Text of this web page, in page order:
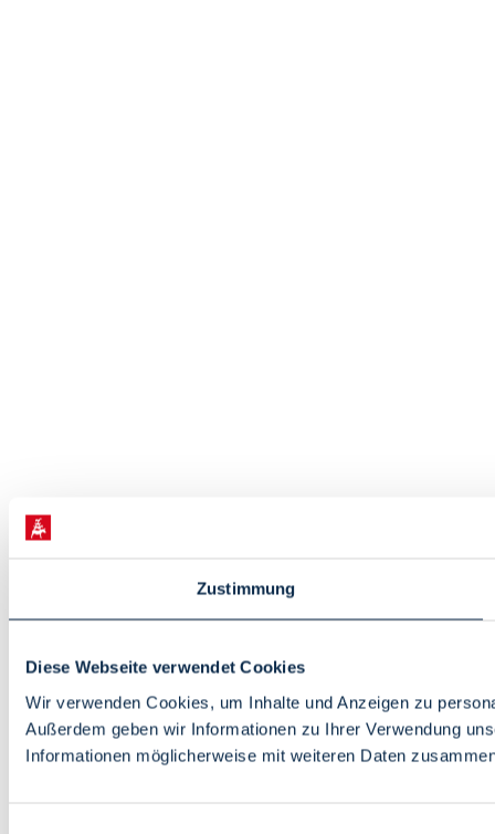
Zustimmung
Diese Webseite verwendet Cookies
Wir verwenden Cookies, um Inhalte und Anzeigen zu
Außerdem geben wir Informationen zu Ihrer Verwendung
Informationen möglicherweise mit weiteren Daten